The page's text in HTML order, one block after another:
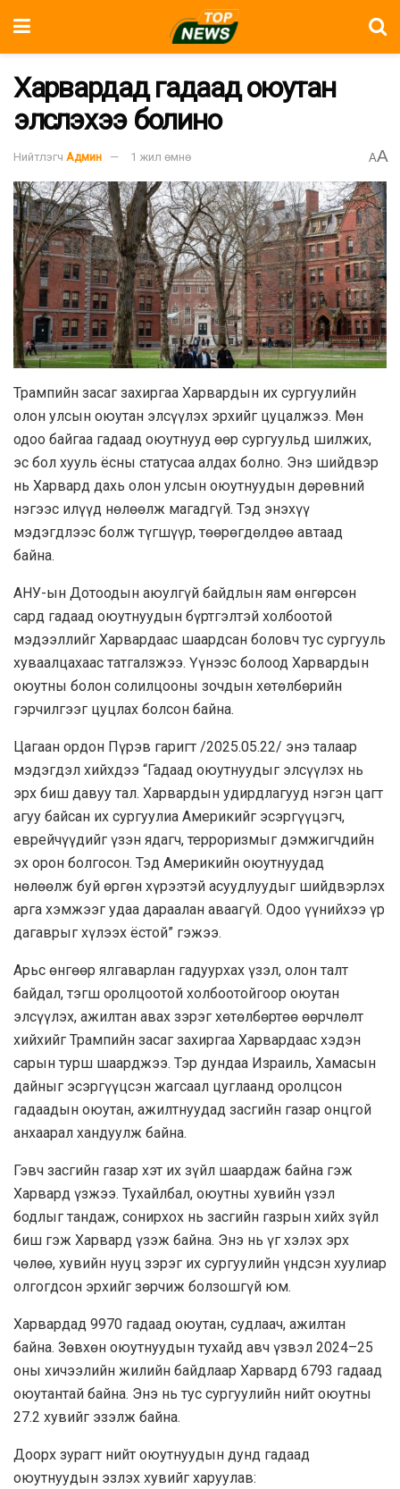
Харвардад гадаад оюутан
элсүүлэхээ болино
Нийтлэгч Админ 1 жил өмнө AA
Трампийн засаг захиргаа Харвардын их сургуулийн
олон улсын оюутан элсүүлэх эрхийг цуцалжээ. Мөн
одоо байгаа гадаад оюутнууд өөр сургуульд шилжих,
эс бол хууль ёсны статусаа алдах болно. Энэ шийдвэр
нь Харвард дахь олон улсын оюутнуудын дөрөвний
нэгээс илүүд нөлөөлж магадгүй. Тэд энэхүү
мэдэгдлээс болж түгшүүр, төөрөгдөлдөө автаад
байна.
АНУ-ын Дотоодын аюулгүй байдлын яам өнгөрсөн
сард гадаад оюутнуудын бүртгэлтэй холбоотой
мэдээллийг Харвардаас шаардсан боловч тус сургууль
хуваалцахаас татгалзжээ. Үүнээс болоод Харвардын
оюутны болон солилцооны зочдын хөтөлбөрийн
гэрчилгээг цуцлах болсон байна.
Цагаан ордон Пүрэв гаригт /2025.05.22/ энэ талаар
мэдэгдэл хийхдээ “Гадаад оюутнуудыг элсүүлэх нь
эрх биш давуу тал. Харвардын удирдлагууд нэгэн цагт
агуу байсан их сургуулиа Америкийг эсэргүүцэгч,
еврейчүүдийг үзэн ядагч, терроризмыг дэмжигчдийн
эх орон болгосон. Тэд Америкийн оюутнуудад
нөлөөлж буй өргөн хүрээтэй асуудлуудыг шийдвэрлэх
арга хэмжээг удаа дараалан аваагүй. Одоо үүнийхээ үр
дагаврыг хүлээх ёстой” гэжээ.
Арьс өнгөөр ялгаварлан гадуурхах үзэл, олон талт
байдал, тэгш оролцоотой холбоотойгоор оюутан
элсүүлэх, ажилтан авах зэрэг хөтөлбөртөө өөрчлөлт
хийхийг Трампийн засаг захиргаа Харвардаас хэдэн
сарын турш шаарджээ. Тэр дундаа Израиль, Хамасын
дайныг эсэргүүцсэн жагсаал цуглаанд оролцсон
гадаадын оюутан, ажилтнуудад засгийн газар онцгой
анхаарал хандуулж байна.
Гэвч засгийн газар хэт их зүйл шаардаж байна гэж
Харвард үзжээ. Тухайлбал, оюутны хувийн үзэл
бодлыг тандаж, сонирхох нь засгийн газрын хийх зүйл
биш гэж Харвард үзэж байна. Энэ нь үг хэлэх эрх
чөлөө, хувийн нууц зэрэг их сургуулийн үндсэн хуулиар
олгогдсон эрхийг зөрчиж болзошгүй юм.
Харвардад 9970 гадаад оюутан, судлаач, ажилтан
байна. Зөвхөн оюутнуудын тухайд авч үзвэл 2024–25
оны хичээлийн жилийн байдлаар Харвард 6793 гадаад
оюутантай байна. Энэ нь тус сургуулийн нийт оюутны
27.2 хувийг эзэлж байна.
Доорх зурагт нийт оюутнуудын дунд гадаад
оюутнуудын эзлэх хувийг харуулав: